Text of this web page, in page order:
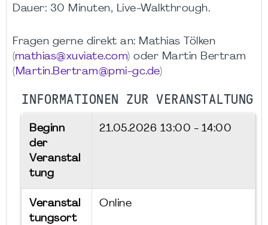
Dauer: 30 Minuten, Live-Walkthrough.
Fragen gerne direkt an: Mathias Tölken
(mathias@xuviate.com) oder Martin Bertram
( Martin.Bertram@pmi-gc.de)
INFORMATIONEN ZUR VERANSTALTUNG
Beginn
der
Veranstal
tung
21.05.2026 13:00 - 14:00
Veranstal
tungsort
Online